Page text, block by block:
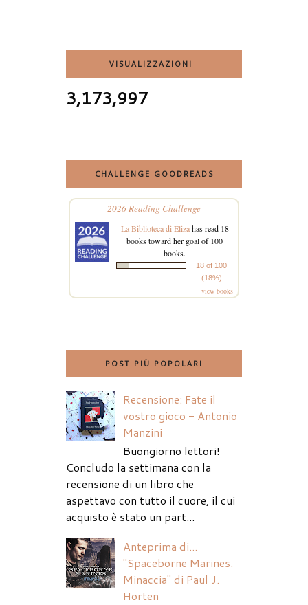
VISUALIZZAZIONI
3,173,997
CHALLENGE GOODREADS
2026 Reading Challenge
La Biblioteca di Elizahas read 18
books toward her goal of 100
books.
18 of 100
(18%)
view books
POST PIÙ POPOLARI
Recensione: Fate il
vostro gioco - Antonio
Manzini
Buongiorno lettori!
Concludo la settimana con la
recensione di un libro che
aspettavo con tutto il cuore, il cui
acquisto è stato un part...
Anteprima di...
"Spaceborne Marines.
Minaccia" di Paul J.
Horten